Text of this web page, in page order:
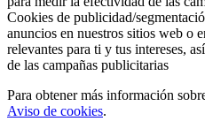
Cookies de publicidad/
anuncios en nuestros sitios web o
relevantes para ti y tus intereses,
de las campañas publicitarias
Para obtener más información
Aviso de cookies.